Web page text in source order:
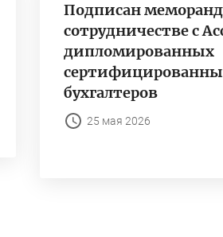
Подписан
сотрудничестве с
дипломированных
бухгалтеров
25 мая 2026